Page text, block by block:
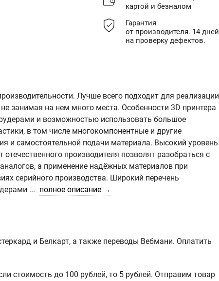
картой и безналом
Гарантия
от производителя. 14 дней
на проверку дефектов.
Лучше всего подходит для реализации
занимая на нем много места. Особенности 3D принтера
и возможностью использовать большое
в том числе многокомпонентные и другие
и самостоятельной подачи материала. Высокий уровень
производителя позволят разобраться с
а применение надёжных материалов при
серийного производства. Широкий перечень
... полное описание →
и Белкарт, а также переводы Вебмани. Оплатить
стоимость до 100 рублей, то 5 рублей. Отправим товар